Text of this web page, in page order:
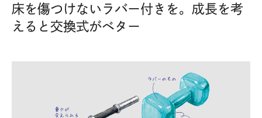
床を傷つけないラバー付きを。成長を考
えると交換式がベター